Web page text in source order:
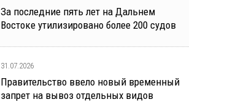
За последние пять лет на Дальнем
Востоке утилизировано более 200 судов
31.07.2026
Правительство ввело новый временный
запрет на вывоз отдельных видов